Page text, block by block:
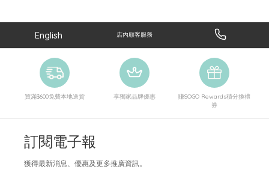
English 店內顧客服務
買滿$600免費本地送貨 享獨家品牌優惠
賺SOGO Rewards積分換禮
券
訂閱電子報
獲得最新消息、優惠及更多推廣資訊。